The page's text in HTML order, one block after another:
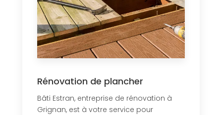
Rénovation de plancher
Bâti Estran, entreprise de rénovation à
Grignan, est à votre service pour